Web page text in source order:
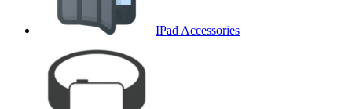
IPad Accessories